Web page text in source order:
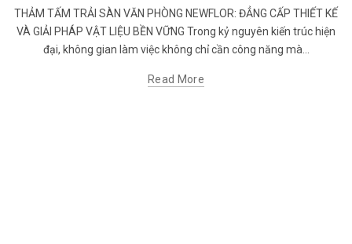
THẢM TẤM TRẢI SÀN VĂN PHÒNG NEWFLOR: ĐẲNG CẤP THIẾT KẾ
VÀ GIẢI PHÁP VẬT LIỆU BỀN VỮNG Trong kỷ nguyên kiến trúc hiện
đại, không gian làm việc không chỉ cần công năng mà...
Read More